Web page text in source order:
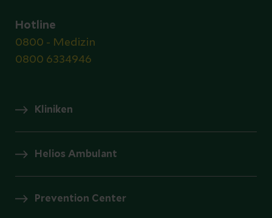
Hotline
0800 - Medizin
0800 6334946
Kliniken
Helios Ambulant
Prevention Center